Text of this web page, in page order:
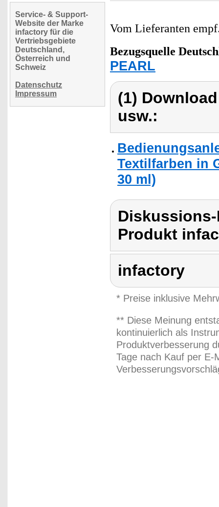
Service- & Support-
Website der Marke
infactory für die
Vertriebsgebiete
Deutschland,
Österreich und
Schweiz
Datenschutz
Impressum
Vom Lieferanten
Bezugsquelle
PEARL
(1)
usw.:
Textilfarben in
30 ml)
Produkt
infactory
* Preise inklusive
** Diese Meinung
kontinuierlich als
Produktverbesserung
Tage nach Kauf per E-